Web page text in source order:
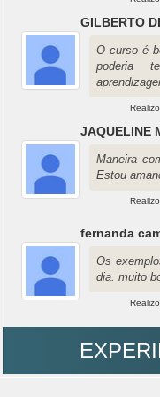
GILBERTO
O curso é
poderia
JAQUELINE
Maneira
Estou
fernanda
Os
dia. muito